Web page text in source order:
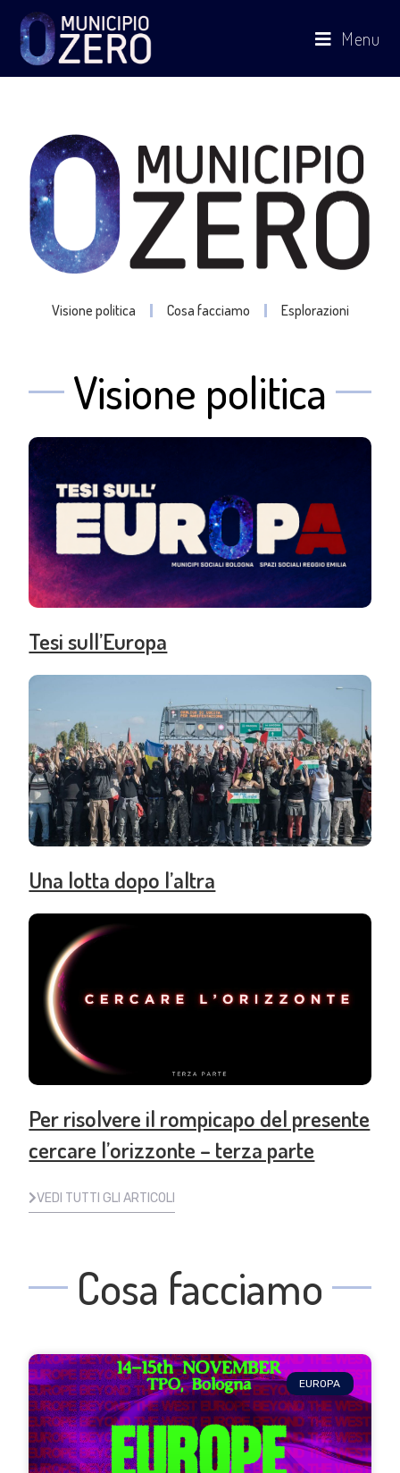
Menu
Visione politica Cosa facciamo Esplorazioni
Visione politica
Tesi sull’Europa
Una lotta dopo l’altra
Per risolvere il rompicapo del presente
cercare l’orizzonte – terza parte
VEDI TUTTI GLI ARTICOLI
Cosa facciamo
EUROPA